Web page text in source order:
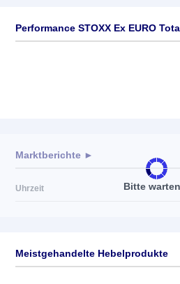
Performance STOXX Ex EURO
Bitte
Marktberichte ►
Uhrzeit
Meistgehandelte Hebelprodukte